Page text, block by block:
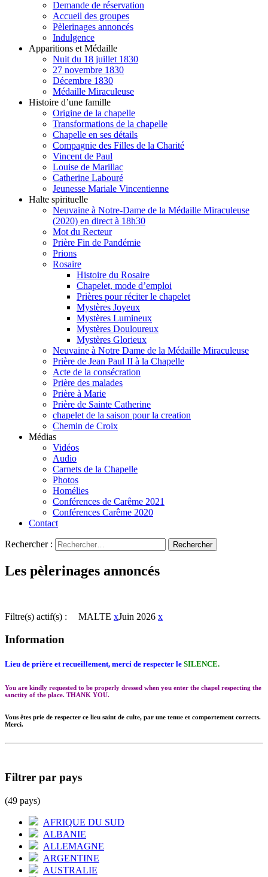
Demande de réservation
Accueil des groupes
Pèlerinages annoncés
Indulgence
Apparitions et Médaille
Nuit du 18 juillet 1830
27 novembre 1830
Décembre 1830
Médaille Miraculeuse
Histoire d’une famille
Origine de la chapelle
Transformations de la chapelle
Chapelle en ses détails
Compagnie des Filles de la Charité
Vincent de Paul
Louise de Marillac
Catherine Labouré
Jeunesse Mariale Vincentienne
Halte spirituelle
Neuvaine à Notre-Dame de la Médaille Miraculeuse
(2020) en direct à 18h30
Mot du Recteur
Prière Fin de Pandémie
Prions
Rosaire
Histoire du Rosaire
Chapelet, mode d’emploi
Prières pour réciter le chapelet
Mystères Joyeux
Mystères Lumineux
Mystères Douloureux
Mystères Glorieux
Neuvaine à Notre Dame de la Médaille Miraculeuse
Prière de Jean Paul II à la Chapelle
Acte de la consécration
Prière des malades
Prière à Marie
Prière de Sainte Catherine
chapelet de la saison pour la creation
Chemin de Croix
Médias
Vidéos
Audio
Carnets de la Chapelle
Photos
Homélies
Conférences de Carême 2021
Conférences Carême 2020
Contact
Rechercher :
Les pèlerinages annoncés
Filtre(s) actif(s) : MALTE xJuin 2026 x
Information
Lieu de prière et recueillement, merci de respecter le SILENCE.
You are kindly requested to be properly dressed when you enter the chapel respecting the
sanctity of the place. THANK YOU.
Vous êtes prie de respecter ce lieu saint de culte, par une tenue et comportement corrects.
Merci.
Filtrer par pays
(49 pays)
AFRIQUE DU SUD
ALBANIE
ALLEMAGNE
ARGENTINE
AUSTRALIE